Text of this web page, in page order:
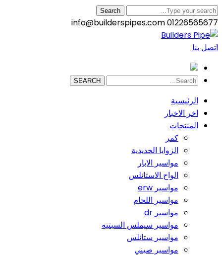
Search
01226565677
info@builderspipes.com
اتصل بنا
SEARCH
الرئيسية
اخر الاخبار
المنتجات
كمر
الزوايا الحديدية
مواسير الابار
الواح الاستانلس
مواسير erw
مواسير اللحام
مواسير dr
مواسير سيملس السبتيه
مواسير ستانلس
مواسير صيني